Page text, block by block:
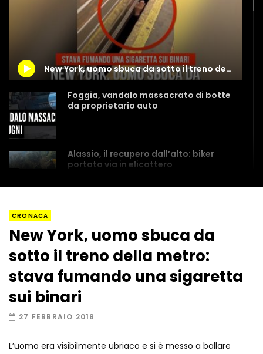
New York, uomo sbuca da sotto il treno della metro: stava fumando una sigaretta sui binari
Foggia, vandalo massacrato di botte
da proprietario auto
Alassio, il recupero dall’alto: biker
portato via in elicottero
Un metro di neve in poche ore a Prato
Nevoso
ecco cosa c’è nelle nuove stazioni
CRONACA
New York, uomo sbuca da
sotto il treno della metro:
stava fumando una sigaretta
sui binari
27 FEBBRAIO 2018
L’uomo era visibilmente ubriaco e si è messo a ballare